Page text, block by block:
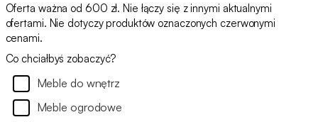
Oferta ważna od 600 zł. Nie łączy się z innymi aktualnymi
ofertami. Nie dotyczy produktów oznaczonych czerwonymi
cenami.
Co chciałbyś zobaczyć?
Meble do wnętrz
Meble ogrodowe